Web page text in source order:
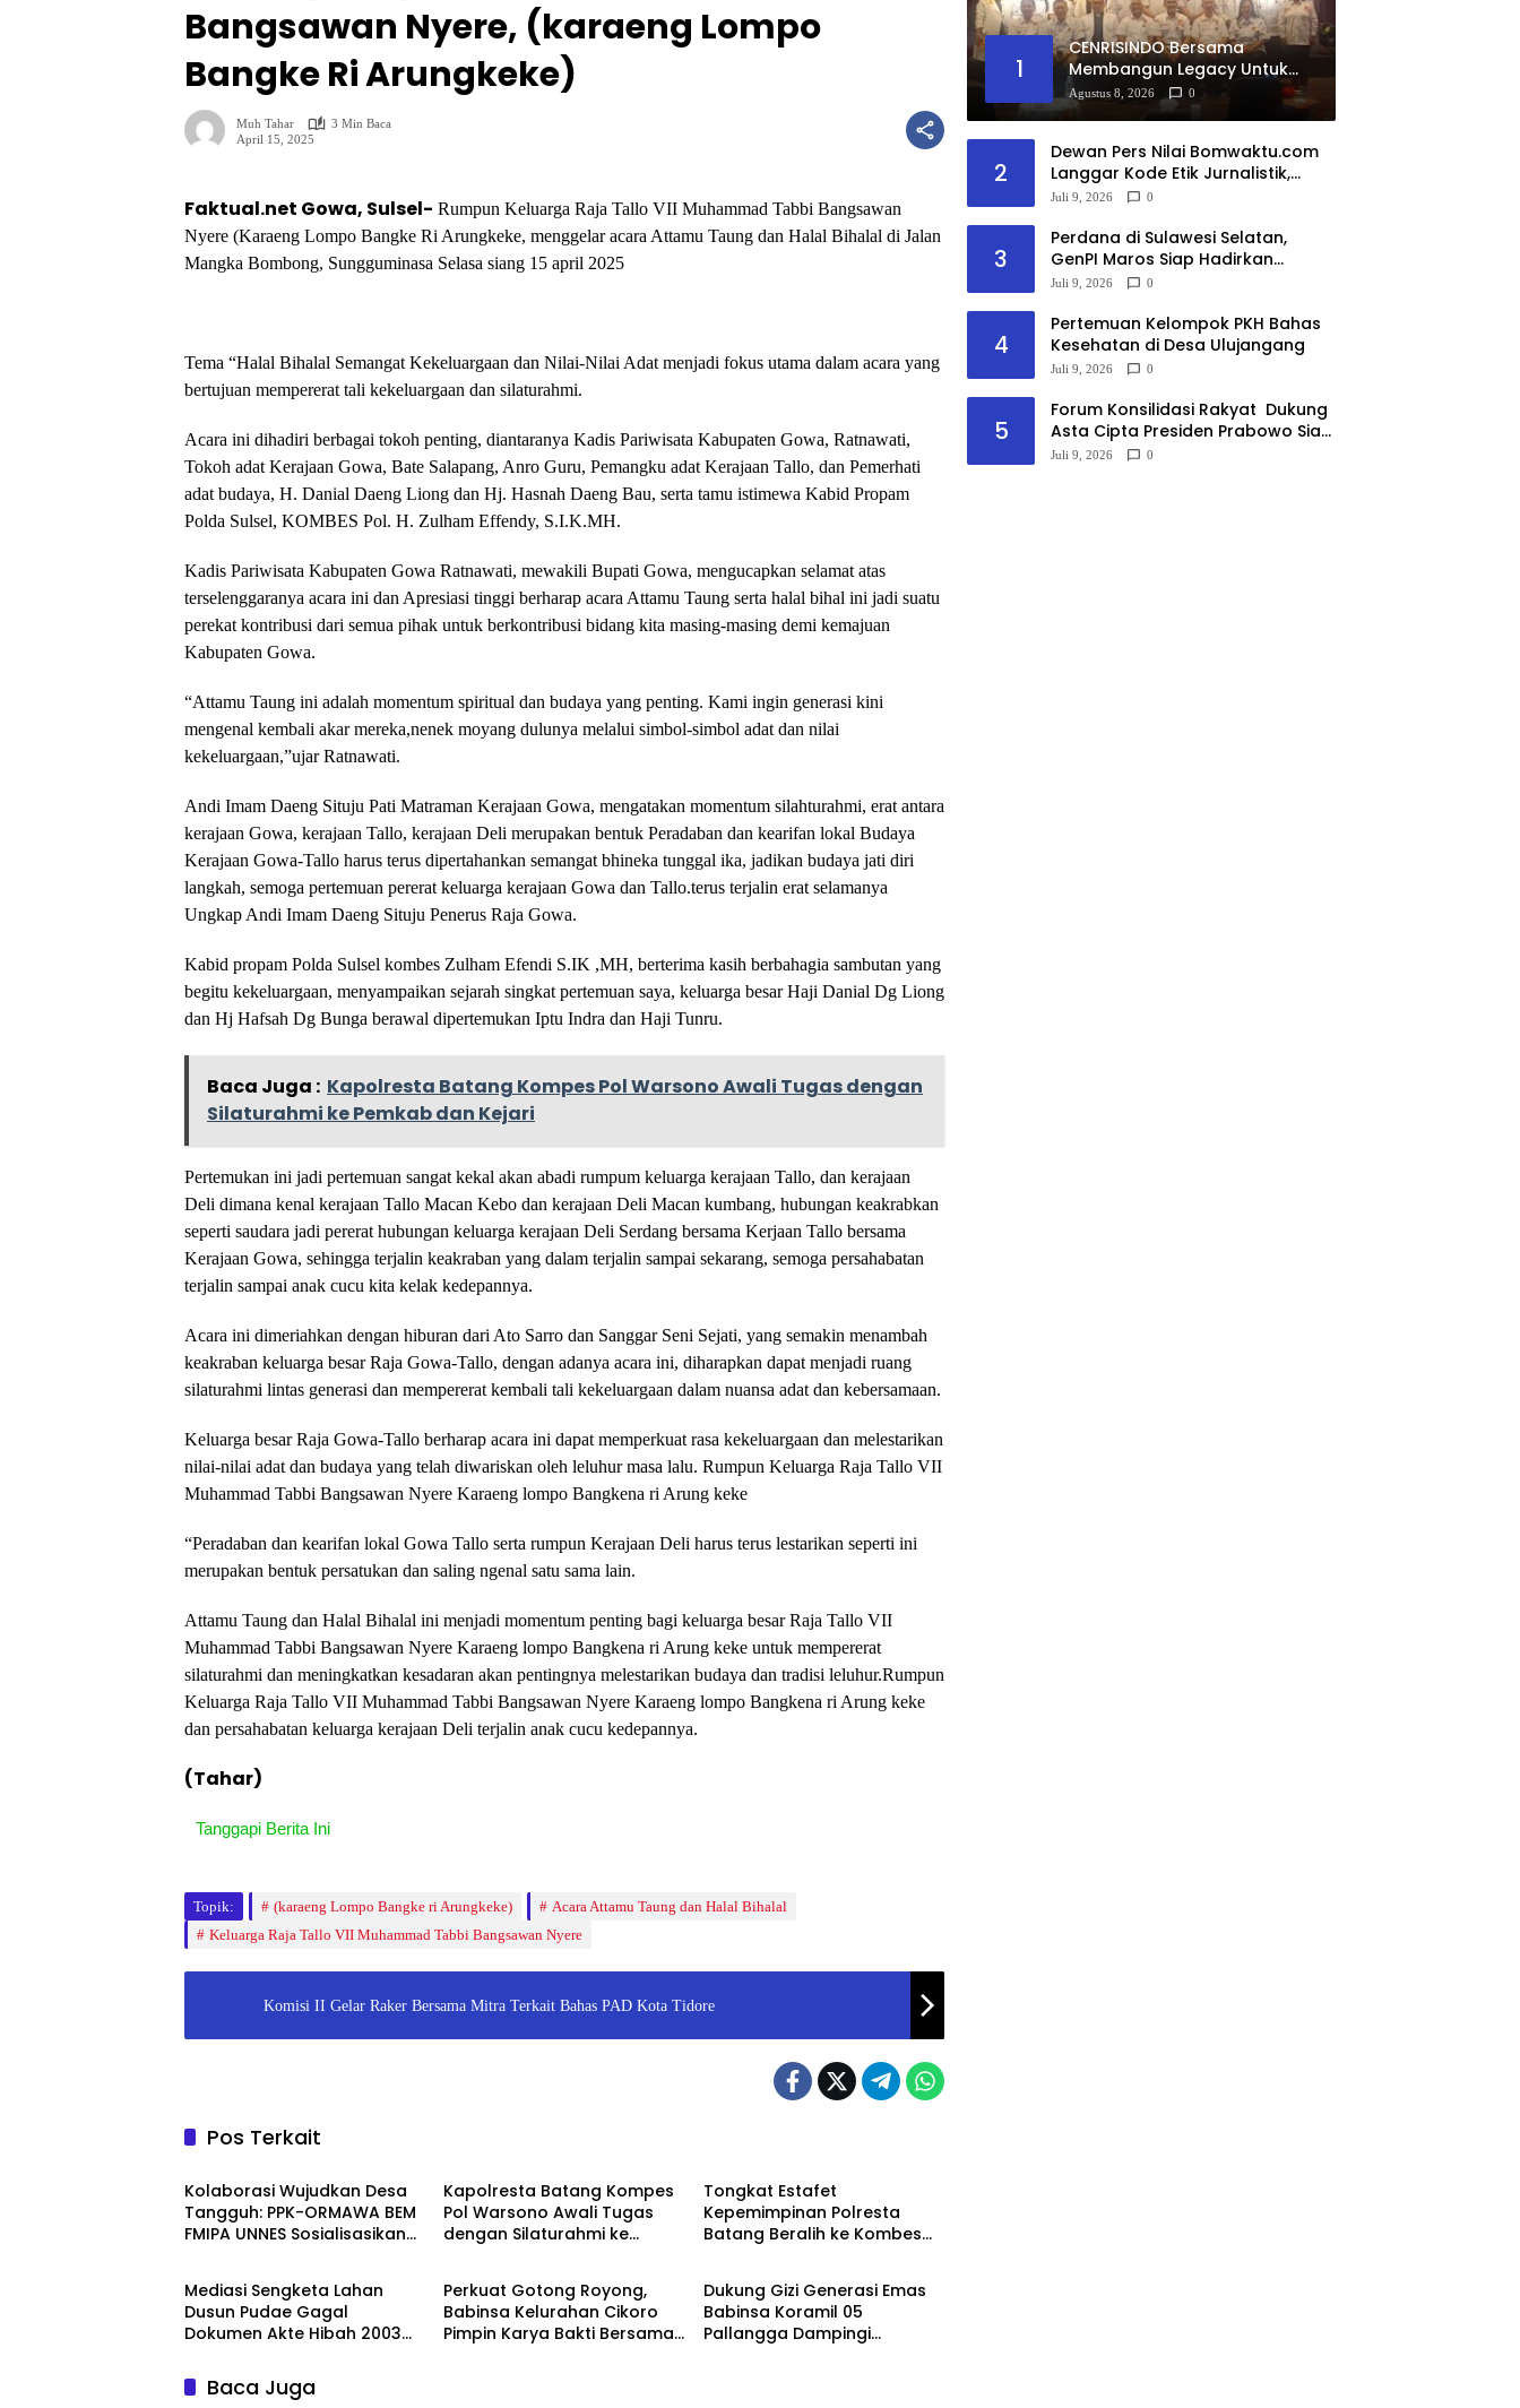
Bangsawan Nyere, (karaeng Lompo
Bangke Ri Arungkeke)
Muh Tahar
3 Min Baca
April 15, 2025
Faktual.net Gowa, Sulsel- Rumpun Keluarga Raja Tallo VII Muhammad Tabbi Bangsawan
Nyere (Karaeng Lompo Bangke Ri Arungkeke, menggelar acara Attamu Taung dan Halal Bihalal di Jalan
Mangka Bombong, Sungguminasa Selasa siang 15 april 2025
Tema “Halal Bihalal Semangat Kekeluargaan dan Nilai-Nilai Adat menjadi fokus utama dalam acara yang
bertujuan mempererat tali kekeluargaan dan silaturahmi.
Acara ini dihadiri berbagai tokoh penting, diantaranya Kadis Pariwisata Kabupaten Gowa, Ratnawati,
Tokoh adat Kerajaan Gowa, Bate Salapang, Anro Guru, Pemangku adat Kerajaan Tallo, dan Pemerhati
adat budaya, H. Danial Daeng Liong dan Hj. Hasnah Daeng Bau, serta tamu istimewa Kabid Propam
Polda Sulsel, KOMBES Pol. H. Zulham Effendy, S.I.K.MH.
Kadis Pariwisata Kabupaten Gowa Ratnawati, mewakili Bupati Gowa, mengucapkan selamat atas
terselenggaranya acara ini dan Apresiasi tinggi berharap acara Attamu Taung serta halal bihal ini jadi suatu
perekat kontribusi dari semua pihak untuk berkontribusi bidang kita masing-masing demi kemajuan
Kabupaten Gowa.
“Attamu Taung ini adalah momentum spiritual dan budaya yang penting. Kami ingin generasi kini
mengenal kembali akar mereka,nenek moyang dulunya melalui simbol-simbol adat dan nilai
kekeluargaan,”ujar Ratnawati.
Andi Imam Daeng Situju Pati Matraman Kerajaan Gowa, mengatakan momentum silahturahmi, erat antara
kerajaan Gowa, kerajaan Tallo, kerajaan Deli merupakan bentuk Peradaban dan kearifan lokal Budaya
Kerajaan Gowa-Tallo harus terus dipertahankan semangat bhineka tunggal ika, jadikan budaya jati diri
langkah, semoga pertemuan pererat keluarga kerajaan Gowa dan Tallo.terus terjalin erat selamanya
Ungkap Andi Imam Daeng Situju Penerus Raja Gowa.
Kabid propam Polda Sulsel kombes Zulham Efendi S.IK ,MH, berterima kasih berbahagia sambutan yang
begitu kekeluargaan, menyampaikan sejarah singkat pertemuan saya, keluarga besar Haji Danial Dg Liong
dan Hj Hafsah Dg Bunga berawal dipertemukan Iptu Indra dan Haji Tunru.
Baca Juga : Kapolresta Batang Kompes Pol Warsono Awali Tugas dengan
Silaturahmi ke Pemkab dan Kejari
Pertemukan ini jadi pertemuan sangat kekal akan abadi rumpum keluarga kerajaan Tallo, dan kerajaan
Deli dimana kenal kerajaan Tallo Macan Kebo dan kerajaan Deli Macan kumbang, hubungan keakrabkan
seperti saudara jadi pererat hubungan keluarga kerajaan Deli Serdang bersama Kerjaan Tallo bersama
Kerajaan Gowa, sehingga terjalin keakraban yang dalam terjalin sampai sekarang, semoga persahabatan
terjalin sampai anak cucu kita kelak kedepannya.
Acara ini dimeriahkan dengan hiburan dari Ato Sarro dan Sanggar Seni Sejati, yang semakin menambah
keakraban keluarga besar Raja Gowa-Tallo, dengan adanya acara ini, diharapkan dapat menjadi ruang
silaturahmi lintas generasi dan mempererat kembali tali kekeluargaan dalam nuansa adat dan kebersamaan.
Keluarga besar Raja Gowa-Tallo berharap acara ini dapat memperkuat rasa kekeluargaan dan melestarikan
nilai-nilai adat dan budaya yang telah diwariskan oleh leluhur masa lalu. Rumpun Keluarga Raja Tallo VII
Muhammad Tabbi Bangsawan Nyere Karaeng lompo Bangkena ri Arung keke
“Peradaban dan kearifan lokal Gowa Tallo serta rumpun Kerajaan Deli harus terus lestarikan seperti ini
merupakan bentuk persatukan dan saling ngenal satu sama lain.
Attamu Taung dan Halal Bihalal ini menjadi momentum penting bagi keluarga besar Raja Tallo VII
Muhammad Tabbi Bangsawan Nyere Karaeng lompo Bangkena ri Arung keke untuk mempererat
silaturahmi dan meningkatkan kesadaran akan pentingnya melestarikan budaya dan tradisi leluhur.Rumpun
Keluarga Raja Tallo VII Muhammad Tabbi Bangsawan Nyere Karaeng lompo Bangkena ri Arung keke
dan persahabatan keluarga kerajaan Deli terjalin anak cucu kedepannya.
(Tahar)
Tanggapi Berita Ini
Topik: (karaeng Lompo Bangke ri Arungkeke)
Acara Attamu Taung dan Halal Bihalal
Keluarga Raja Tallo VII Muhammad Tabbi Bangsawan Nyere
Komisi II Gelar Raker Bersama Mitra Terkait Bahas PAD Kota Tidore
Pos Terkait
Daerah
Kolaborasi Wujudkan Desa
Tangguh: PPK-ORMAWA BEM
FMIPA UNNES Sosialisasikan
Kapolresta Batang Kompes
Pol Warsono Awali Tugas
dengan Silaturahmi ke
Tongkat Estafet
Kepemimpinan Polresta
Batang Beralih ke Kombes
Mediasi Sengketa Lahan
Dusun Pudae Gagal
Dokumen Akte Hibah 2003
Pemalsuan Mencuat
Berita
Perkuat Gotong Royong,
Babinsa Kelurahan Cikoro
Pimpin Karya Bakti Bersama
Dukung Gizi Generasi Emas
Babinsa Koramil 05
Pallangga Dampingi
Baca Juga
1
CENRISINDO Bersama
Membangun Legacy Untuk
Umat
Agustus 8, 2026 0
2
Dewan Pers Nilai Bomwaktu.com
Langgar Kode Etik Jurnalistik,
Kuasa Hukum: Pemberitaan
Dilindungi Etika Pers
Juli 9, 2026 0
3
Perdana di Sulawesi Selatan,
GenPI Maros Siap Hadirkan
Jambore Pokdarwis
Juli 9, 2026 0
4
Pertemuan Kelompok PKH Bahas
Kesehatan di Desa Ulujangang
Juli 9, 2026 0
5
Forum Konsilidasi Rakyat Dukung
Asta Cipta Presiden Prabowo Siap
Digelar 11 Juli 2026
Juli 9, 2026 0